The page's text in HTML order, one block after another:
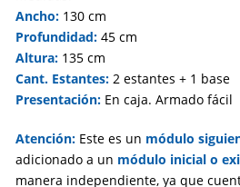
Ancho: 130 cm
Profundidad: 45 cm
Altura: 135 cm
Cant. Estantes: 2 estantes + 1 base
Presentación: En caja. Armado fácil
Atención: Este es un módulo
adicionado a un módulo inicial o
manera independiente, ya que